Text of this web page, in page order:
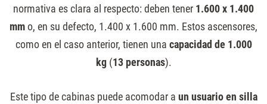
normativa es clara al respecto: deben tener 1.600 x 1.400
mmo, en su defecto, 1.400 x 1.600 mm. Estos ascensores,
como en el caso anterior, tienen una capacidad de 1.000
kg(13 personas).
Este tipo de cabinas puede acomodar a un usuario en silla